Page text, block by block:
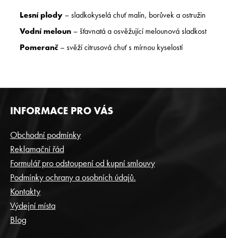
Lesní plody – sladkokyselá chuť malin, borůvek a ostružin
Vodní meloun – šťavnatá a osvěžující melounová sladkost
Pomeranč– svěží citrusová chuť s mírnou kyselostí
Z
Á
P
A
T
Í
INFORMACE PRO VÁS
Obchodní podmínky
Reklamační řád
Formulář pro odstoupení od kupní smlouvy
Podmínky ochrany a osobních údajů.
Kontakty
Výdejní místa
Blog